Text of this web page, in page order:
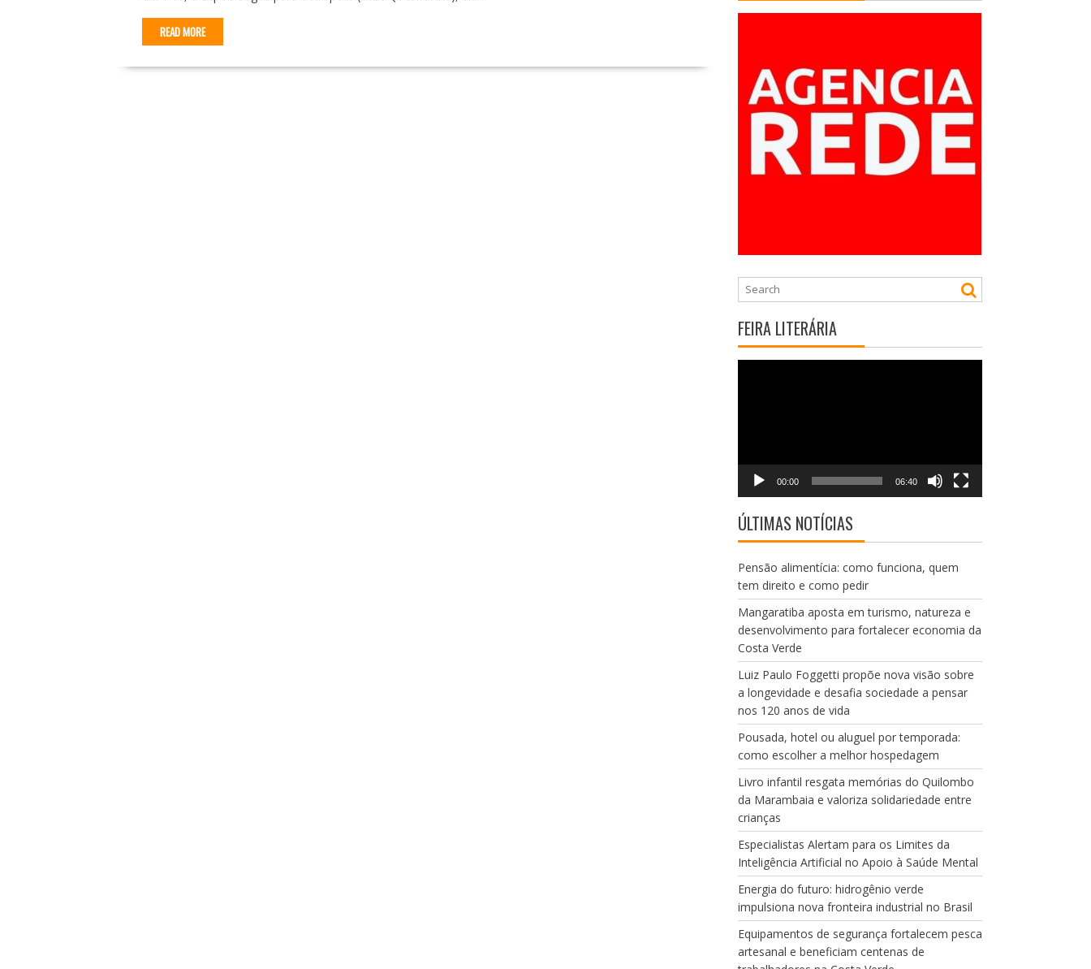
READ MORE
FEIRA LITERÁRIA
00:00 06:40
ÚLTIMAS NOTÍCIAS
Pensão alimentícia: como funciona, quem
tem direito e como pedir
Mangaratiba aposta em turismo, natureza e
desenvolvimento para fortalecer economia da
Costa Verde
Luiz Paulo Foggetti propõe nova visão sobre
a longevidade e desafia sociedade a pensar
nos 120 anos de vida
Pousada, hotel ou aluguel por temporada:
como escolher a melhor hospedagem
Livro infantil resgata memórias do Quilombo
da Marambaia e valoriza solidariedade entre
crianças
Especialistas Alertam para os Limites da
Inteligência Artificial no Apoio à Saúde Mental
Energia do futuro: hidrogênio verde
impulsiona nova fronteira industrial no Brasil
Equipamentos de segurança fortalecem pesca
artesanal e beneficiam centenas de